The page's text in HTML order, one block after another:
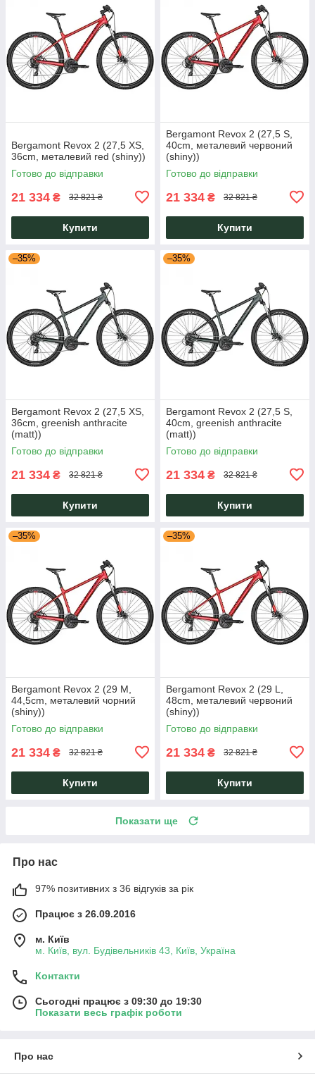
Bergamont Revox 2 (27,5 XS,
36cm, металевий red (shiny))
Готово до відправки
21 334 ₴ 32 821 ₴
Купити
Bergamont Revox 2 (27,5 S,
40cm, металевий червоний
(shiny))
Готово до відправки
21 334 ₴ 32 821 ₴
Купити
–35%
Bergamont Revox 2 (27,5 XS,
36cm, greenish anthracite
(matt))
Готово до відправки
21 334 ₴ 32 821 ₴
Купити
–35%
Bergamont Revox 2 (27,5 S,
40cm, greenish anthracite
(matt))
Готово до відправки
21 334 ₴ 32 821 ₴
Купити
–35%
Bergamont Revox 2 (29 M,
44,5cm, металевий чорний
(shiny))
Готово до відправки
21 334 ₴ 32 821 ₴
Купити
–35%
Bergamont Revox 2 (29 L,
48cm, металевий червоний
(shiny))
Готово до відправки
21 334 ₴ 32 821 ₴
Купити
Показати ще
Про нас
97% позитивних з 36 відгуків за рік
Працює з 26.09.2016
м. Київ
м. Київ, вул. Будівельників 43, Київ, Україна
Контакти
Сьогодні працює з 09:30 до 19:30
Показати весь графік роботи
Про нас